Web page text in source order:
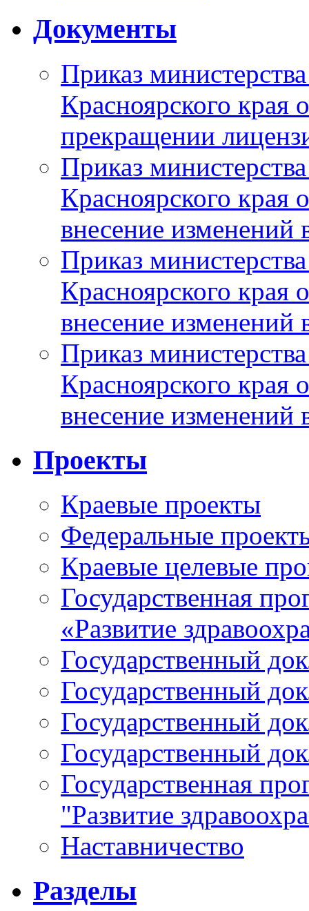
Документы
Приказ
Красноярского
прекращении
Приказ
Красноярского
внесение изменений
Приказ
Красноярского
внесение изменений
Приказ
Красноярского
внесение изменений
Проекты
Краевые проекты
Федеральные
Краевые целевые
Государственная
«Развитие
Государственный
Государственный
Государственный
Государственный
Государственная
"Развитие
Наставничество
Разделы